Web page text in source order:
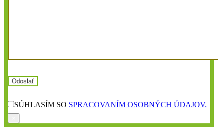
SÚHLASÍM SO SPRACOVANÍM OSOBNÝCH ÚDAJOV.